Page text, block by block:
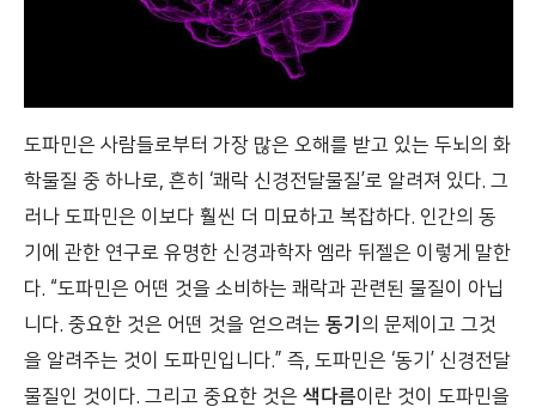
도파민은 사람들로부터 가장 많은 오해를 받고 있는 두뇌의 화
학물질 중 하나로, 흔히 ‘쾌락 신경전달물질’로 알려져 있다. 그
러나 도파민은 이보다 훨씬 더 미묘하고 복잡하다. 인간의 동
기에 관한 연구로 유명한 신경과학자 엠라 뒤젤은 이렇게 말한
다. “도파민은 어떤 것을 소비하는 쾌락과 관련된 물질이 아닙
니다. 중요한 것은 어떤 것을 얻으려는 동기 의 문제이고 그것
을 알려주는 것이 도파민입니다.” 즉, 도파민은 ‘동기’ 신경전달
물질인 것이다. 그리고 중요한 것은 색다름이란 것이 도파민을